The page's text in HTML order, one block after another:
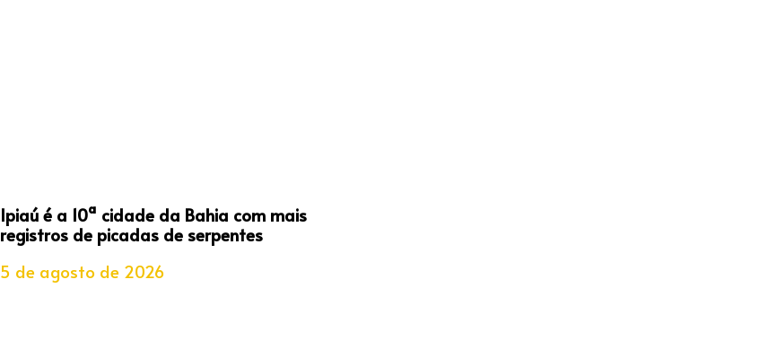
Ipiaú é a 10ª cidade da Bahia com mais
registros de picadas de serpentes
5 de agosto de 2026